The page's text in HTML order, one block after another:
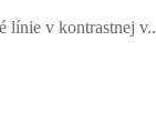
línie v kontrastnej v..